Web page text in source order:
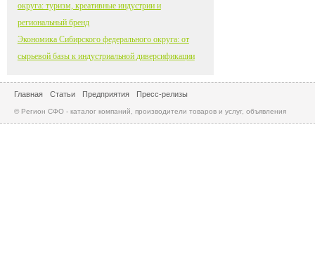
округа: туризм, креативные индустрии и
региональный бренд
Экономика Сибирского федерального округа: от
сырьевой базы к индустриальной диверсификации
Главная Статьи Предприятия Пресс-релизы
© Регион СФО - каталог компаний, производители товаров и услуг, объявления